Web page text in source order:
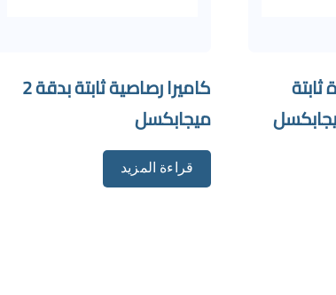
كاميرا رصاصية ثابتة بدقة 2
ميجابكسل
قراءة المزيد